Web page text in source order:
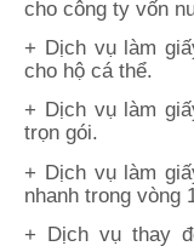
cho công ty vốn
+ Dịch vụ làm
cho hộ cá thể.
+ Dịch vụ làm
trọn gói.
+ Dịch vụ làm
nhanh trong vòng
+ Dịch vụ thay